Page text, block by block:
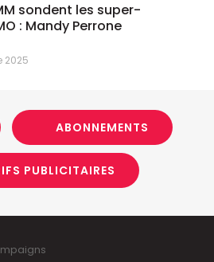
sondent les super-
: Mandy Perrone
2025
ABONNEMENTS
PUBLICITAIRES